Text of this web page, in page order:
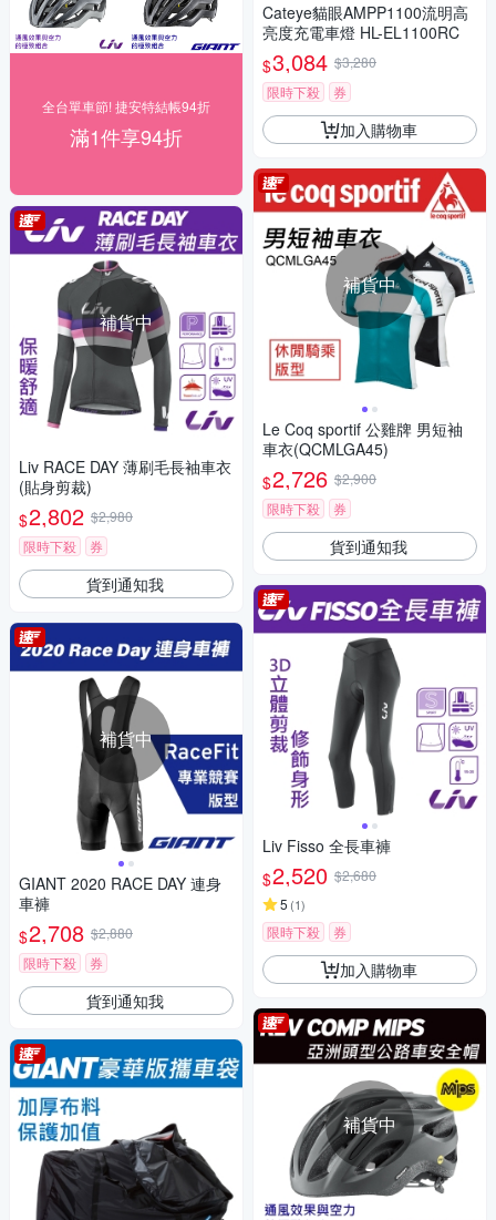
全台單車節! 捷安特結帳94折
滿1件享94折
補貨中
Liv RACE DAY 薄刷毛長袖車衣
(貼身剪裁)
$2,802 $2,980
限時下殺
券
貨到通知我
補貨中
GIANT 2020 RACE DAY 連身
車褲
$2,708 $2,880
限時下殺
券
貨到通知我
Cateye貓眼AMPP1100流明高
亮度充電車燈 HL-EL1100RC
$3,084 $3,280
限時下殺
券
加入購物車
補貨中
Le Coq sportif 公雞牌 男短袖
車衣(QCMLGA45)
$2,726 $2,900
限時下殺
券
貨到通知我
Liv Fisso 全長車褲
$2,520 $2,680
5 (1)
限時下殺 券
加入購物車
補貨中